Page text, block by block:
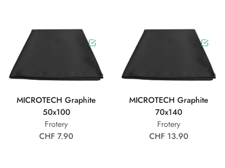
MICROTECH Graphite
50x100
Frotery
CHF 7.90
MICROTECH Graphite
70x140
Frotery
CHF 13.90